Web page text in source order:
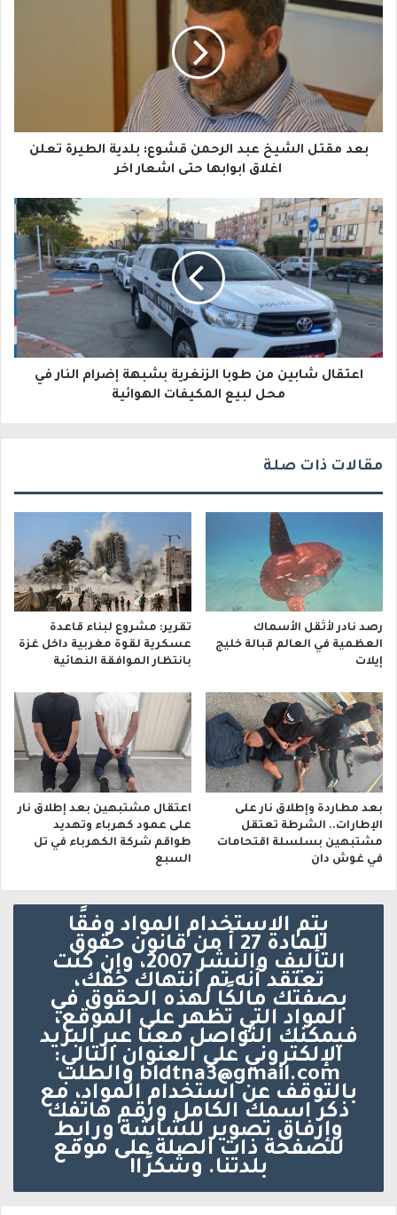
ر
ك
ا
إ
ل
ك
ت
ر
و
بعد مقتل الشيخ عبد الرحمن قشوع: بلدية الطيرة تعلن
اغلاق ابوابها حتى اشعار اخر
اعتقال شابين من طوبا الزنغرية بشبهة إضرام النار في
محل لبيع المكيفات الهوائية
مقالات ذات صلة
رصد نادر لأثقل الأسماك
العظمية في العالم قبالة خليج
إيلات
تقرير: مشروع لبناء قاعدة
عسكرية لقوة مغربية داخل غزة
بانتظار الموافقة النهائية
بعد مطاردة وإطلاق نار على
الإطارات.. الشرطة تعتقل
مشتبهين بسلسلة اقتحامات
في غوش دان
اعتقال مشتبهين بعد إطلاق نار
على عمود كهرباء وتهديد
طواقم شركة الكهرباء في تل
السبع
يتم الاستخدام المواد وفقًا
للمادة 27 أ من قانون حقوق
التأليف والنشر 2007، وإن كنت
تعتقد أنه تم انتهاك حقك،
بصفتك مالكًا لهذه الحقوق في
المواد التي تظهر على الموقع،
فيمكنك التواصل معنا عبر البريد
الإلكتروني على العنوان التالي:
bldtna3@gmail.com والطلب
بالتوقف عن استخدام المواد، مع
ذكر اسمك الكامل ورقم هاتفك
وإرفاق تصوير للشاشة ورابط
للصفحة ذات الصلة على موقع
بلدتنا. وشكرًا!